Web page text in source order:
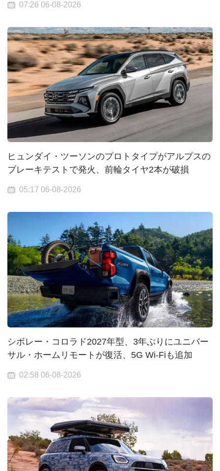
07:26 06-08-2026
ヒュンダイ・ツーソンのプロトタイプがアルプスの
ブレーキテストで発火、前輪タイヤ2本が破損
05:17 06-08-2026
シボレー・コロラド2027年型、3年ぶりにユニバー
サル・ホームリモートが復活、5G Wi-Fiも追加
02:58 06-08-2026